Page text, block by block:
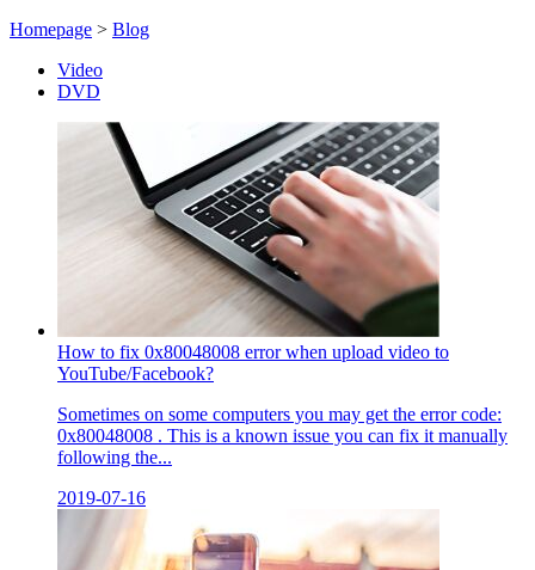
Homepage > Blog
Video
DVD
How to fix 0x80048008 error when upload video to
YouTube/Facebook?
Sometimes on some computers you may get the error code:
0x80048008 . This is a known issue you can fix it manually
following the...
2019-07-16